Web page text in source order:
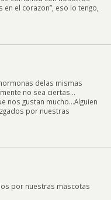
el corazon”, eso lo tengo,
delas mismas
no sea ciertas…
nos gustan mucho…Alguien
por nuestras
por nuestras mascotas